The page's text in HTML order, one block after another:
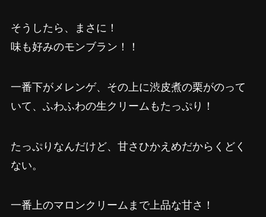
そうしたら、まさに！
味も好みのモンブラン！！
一番下がメレンゲ、その上に渋皮煮の栗がのって
いて、ふわふわの生クリームもたっぷり！
たっぷりなんだけど、甘さひかえめだからくどく
ない。
一番上のマロンクリームまで上品な甘さ！